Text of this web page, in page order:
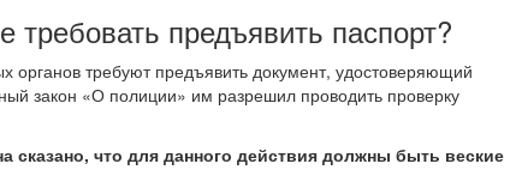
предъявить паспорт?
органов требуют предъявить документ, удостоверяющий
закон «О полиции» им разрешил проводить проверку
сказано, что для данного действия должны быть веские